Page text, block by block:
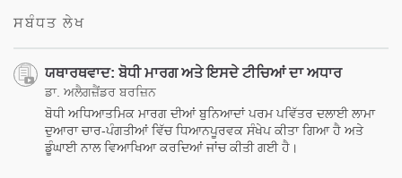
ਸਬੰਧਤ ਲੇਖ
ਯਥਾਰਥਵਾਦ: ਬੋਧੀ ਮਾਰਗ ਅਤੇ ਇਸਦੇ ਟੀਚਿਆਂ ਦਾ ਅਧਾਰ
ਡਾ. ਅਲੈਗਜ਼ੈਂਡਰ ਬਰਜ਼ਿਨ
ਬੋਧੀ ਅਧਿਆਤਮਿਕ ਮਾਰਗ ਦੀਆਂ ਬੁਨਿਆਦਾਂ ਪਰਮ ਪਵਿੱਤਰ ਦਲਾਈ ਲਾਮਾ
ਦੁਆਰਾ ਚਾਰ-ਪੰਗਤੀਆਂ ਵਿੱਚ ਧਿਆਨਪੂਰਵਕ ਸੰਖੇਪ ਕੀਤਾ ਗਿਆ ਹੈ ਅਤੇ
ਡੂੰਘਾਈ ਨਾਲ ਵਿਆਖਿਆ ਕਰਦਿਆਂ ਜਾਂਚ ਕੀਤੀ ਗਈ ਹੈ।